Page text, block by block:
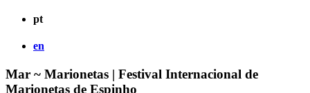
pt
en
Mar ~ Marionetas | Festival Internacional de
Marionetas de Espinho